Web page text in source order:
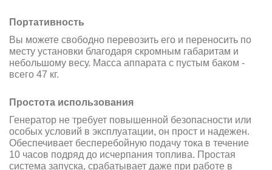
Портативность
Вы можете свободно перевозить его и переносить по
месту установки благодаря скромным габаритам и
небольшому весу. Масса аппарата с пустым баком -
всего 47 кг.
Простота использования
Генератор не требует повышенной безопасности или
особых условий в эксплуатации, он прост и надежен.
Обеспечивает бесперебойную подачу тока в течение
10 часов подряд до исчерпания топлива. Простая
система запуска, срабатывает даже при работе в